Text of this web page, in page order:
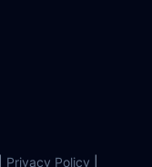
Privacy Policy